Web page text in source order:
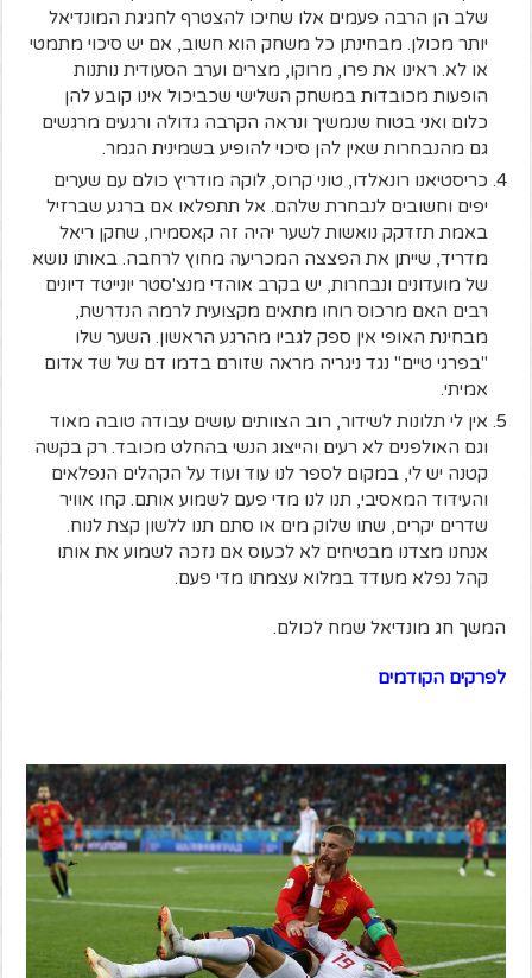
שלב הן הרבה פעמים אלו שחיכו להצטרף לחגיגת המונדיאל
יותר מכולן. מבחינתן כל משחק הוא חשוב, אם יש סיכוי מתמטי
או לא. ראינו את פרו, מרוקו, מצרים וערב הסעודית נותנות
הופעות מכובדות במשחק השלישי שכביכול אינו קובע להן
כלום ואני בטוח שנמשיך ונראה הקרבה גדולה ורגעים מרגשים
גם מהנבחרות שאין להן סיכוי להופיע בשמינית הגמר.
כריסטיאנו רונאלדו, טוני קרוס, לוקה מודריץ כולם עם שערים
יפים וחשובים לנבחרת שלהם. אל תתפלאו אם ברגע שברזיל
באמת תזדקק נואשות לשער יהיה זה קאסמירו, שחקן ריאל
מדריד, שייתן את הפצצה המכריעה מחוץ לרחבה. באותו נושא
של מועדונים ונבחרות, יש בקרב אוהדי מנצ'סטר יונייטד דיונים
רבים האם מרכוס רוחו מתאים מקצועית לרמה הנדרשת,
מבחינת האופי אין ספק לגביו מהרגע הראשון. השער שלו
"בפרגי טיים" נגד ניגריה מראה שזורם בדמו דם של שד אדום
אמיתי.
אין לי תלונות לשידור, רוב הצוותים עושים עבודה טובה מאוד
וגם האולפנים לא רעים והייצוג הנשי בהחלט מכובד. רק בקשה
קטנה יש לי, במקום לספר לנו עוד ועוד על הקהלים הנפלאים
והעידוד המאסיבי, תנו לנו מדי פעם לשמוע אותם. קחו אוויר
שדרים יקרים, שתו שלוק מים או סתם תנו ללשון קצת לנוח.
אנחנו מצדנו מבטיחים לא לכעוס אם נזכה לשמוע את אותו
קהל נפלא מעודד במלוא עצמתו מדי פעם.
המשך חג מונדיאל שמח לכולם.
לפרקים הקודמים